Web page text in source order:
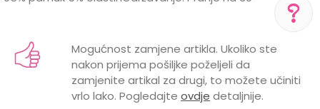
POMOĆ PRI KUPOVINI
Za više informacija,
pomoć i porudžbine
+387 656-72209
Kategorija
Majice
Brend
DIRKJE
0 mjeseci, 1 godina, 1,5 godina, 3
Email
Mogućnost zamjene artikla. Ukoliko ste
nakon prijema pošiljke poželjeli da
zamjenite artikal za drugi, to možete učiniti
vrlo lako. Pogledajte ovdje detaljnije.